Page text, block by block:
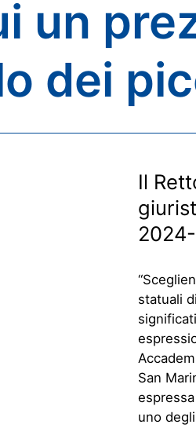
un
dei
Il
statuali
San
uno